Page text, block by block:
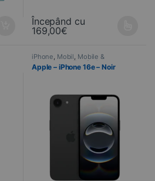
Începând cu
169,00€
Ce produit a plusieurs
iPhone Mobil Mobile &
Smartphone Telefonie
Apple – iPhone 16e – Noir